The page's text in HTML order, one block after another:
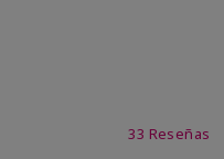
5
33 Reseñas